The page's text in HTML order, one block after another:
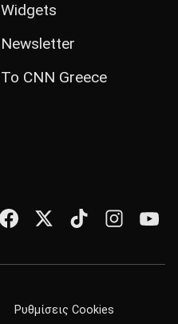
Widgets
Newsletter
Το CNN Greece
Ρυθμίσεις Cookies